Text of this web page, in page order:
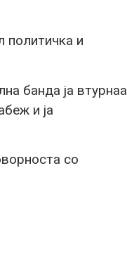
политичка и
банда ја втурнаа
и ја
со